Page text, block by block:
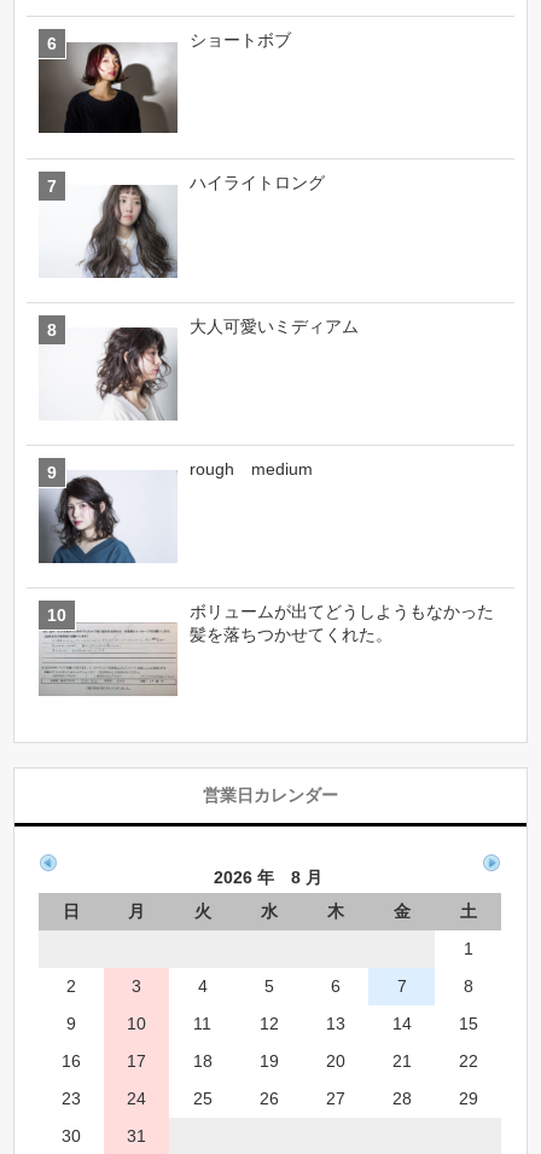
ショートボブ
ハイライトロング
大人可愛いミディアム
rough medium
ボリュームが出てどうしようもなかった
髪を落ちつかせてくれた。
営業日カレンダー
2026 年 8 月
日
月 火 水 木 金
土
1
2
3 4 5 6 7
8
9
10 11 12 13 14
15
16
17 18 19 20 21
22
23
24 25 26 27 28
29
30
31